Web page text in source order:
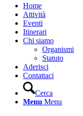
Home
Attività
Eventi
Itinerari
Chi siamo
Organismi
Statuto
Aderisci
Contattaci
Cerca
Menu Menu